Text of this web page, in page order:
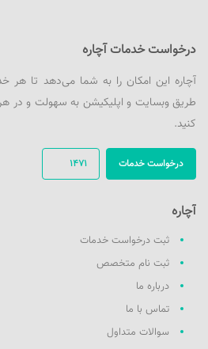
درخواست خدمات آچاره
آچاره این امکان را به شما می‌دهد تا هر
طریق وبسایت و اپلیکیشن به سهولت و در
کنید.
1471 درخواست خدمات
آچاره
ثبت درخواست خدمات
ثبت نام متخصص
درباره ما
تماس با ما
سوالات متداول